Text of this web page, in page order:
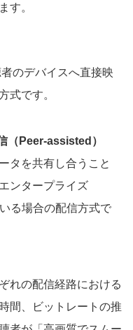
す。
のデバイスへ直接映
式です。
（Peer-assisted）
タを共有し合うこと
ンタープライズ
る場合の配信方式で
れの配信経路における
間、ビットレートの推